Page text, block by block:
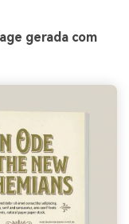
gerada com